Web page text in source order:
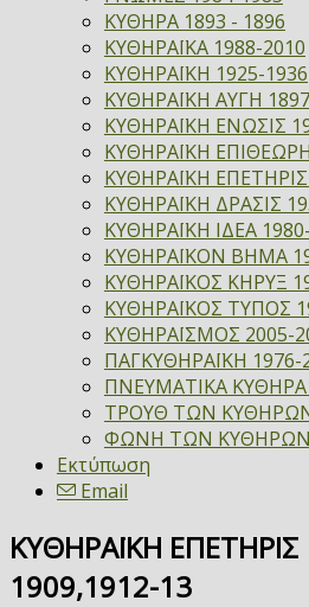
ΚΥΘΗΡΑ 1893 - 1896
ΚΥΘΗΡΑΪΚΑ 1988-2010
ΚΥΘΗΡΑΪΚΗ 1925-1936
ΚΥΘΗΡΑΪΚΗ ΑΥΓΗ
ΚΥΘΗΡΑΪΚΗ ΕΝΩΣΙΣ
ΚΥΘΗΡΑΪΚΗ
ΚΥΘΗΡΑΪΚΗ ΕΠΕΤΗΡΙΣ
ΚΥΘΗΡΑΪΚΗ ΔΡΑΣΙΣ
ΚΥΘΗΡΑΪΚΗ ΙΔΕΑ
ΚΥΘΗΡΑΪΚΟΝ ΒΗΜΑ
ΚΥΘΗΡΑΪΚΟΣ ΚΗΡΥΞ
ΚΥΘΗΡΑΪΚΟΣ ΤΥΠΟΣ
ΚΥΘΗΡΑΪΣΜΟΣ 2005-
ΠΑΓΚΥΘΗΡΑΪΚΗ 1976-
ΠΝΕΥΜΑΤΙΚΑ ΚΥΘΗΡΑ
ΤΡΟΥΘ ΤΩΝ ΚΥΘΗΡΩΝ
ΦΩΝΗ ΤΩΝ ΚΥΘΗΡΩΝ
Εκτύπωση
Email
ΚΥΘΗΡΑΪΚΗ ΕΠΕΤΗΡΙΣ
1909,1912-13